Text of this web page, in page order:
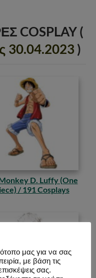
COSPLAY (
30.04.2023 )
D. Luffy (One
/ 191 Cosplays
μας για να σας
με βάση τις
σας.